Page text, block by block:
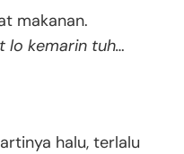
makanan.
lo kemarin tuh…
halu, terlalu